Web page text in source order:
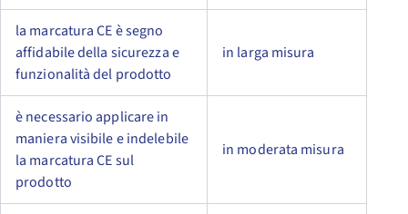
la marcatura CE è segno
affidabile della sicurezza e
funzionalità del prodotto
in larga misura
è necessario applicare in
maniera visibile e indelebile
la marcatura CE sul
prodotto
in moderata misura